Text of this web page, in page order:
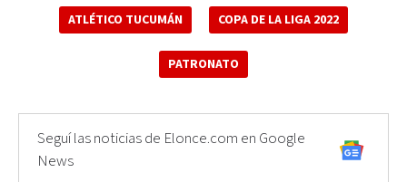
ATLÉTICO TUCUMÁN COPA DE LA LIGA 2022
PATRONATO
Seguí las noticias de Elonce.com en Google
News